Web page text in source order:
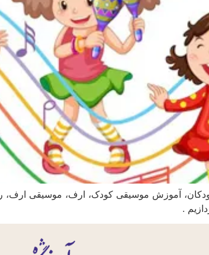
آموزش موسیقی کودک، ارف، موسیقی ارف،
.